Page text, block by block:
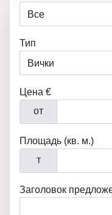
Тип
Цена €
от
Площадь (кв. м.)
т
Заголовок